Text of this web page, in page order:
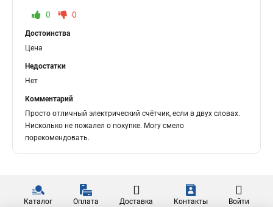
0 0
Достоинства
Цена
Недостатки
Нет
Комментарий
Просто отличный электрический счётчик, если в двух словах.
Нисколько не пожалел о покупке. Могу смело
порекомендовать.
Каталог Оплата Доставка Контакты Войти